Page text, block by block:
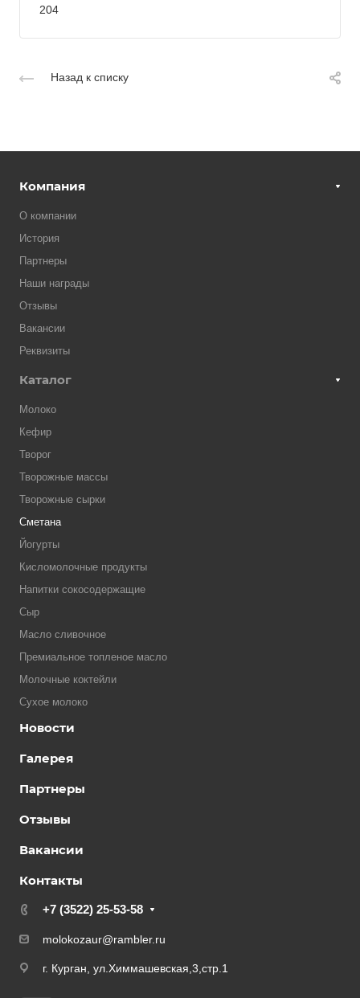
204
Назад к списку
Компания
О компании
История
Партнеры
Наши награды
Отзывы
Вакансии
Реквизиты
Каталог
Молоко
Кефир
Творог
Творожные массы
Творожные сырки
Сметана
Йогурты
Кисломолочные продукты
Напитки сокосодержащие
Сыр
Масло сливочное
Премиальное топленое масло
Молочные коктейли
Сухое молоко
Новости
Галерея
Партнеры
Отзывы
Вакансии
Контакты
+7 (3522) 25-53-58
molokozaur@rambler.ru
г. Курган, ул.Химмашевская,3,стр.1